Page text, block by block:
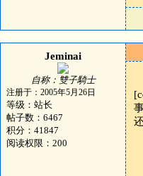
Jeminai
自称：雙子騎士
注册于：2005年5月26日
等级：站长
帖子数：6467
积分：41847
阅读权限：200